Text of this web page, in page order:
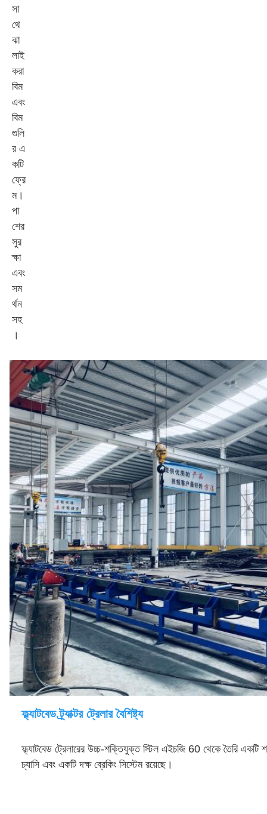
সা
থে
ঝা
লাই
করা
বিম
এবং
বিম
গুলি
র এ
কটি
ফ্রে
ম।
পা
শের
সুর
ক্ষা
এবং
সম
র্থন
সহ
।
ফ্ল্যাটবেড ট্র্যাক্টর ট্রেলার বৈশিষ্ট্য
ফ্ল্যাটবেড ট্রেলারের উচ্চ-শক্তিযুক্ত স্টিল এইচজি 60 থেকে তৈরি
চ্যাসি এবং একটি দক্ষ ব্রেকিং সিস্টেম রয়েছে।